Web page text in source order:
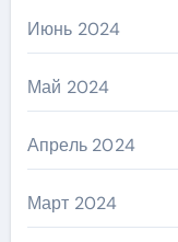
Июнь 2024
Май 2024
Апрель 2024
Март 2024